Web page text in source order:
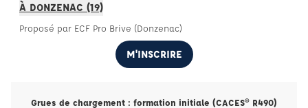
À DONZENAC (19)
Proposé par ECF Pro Brive (Donzenac)
M'INSCRIRE
Grues de chargement : formation initiale (CACES® R490)